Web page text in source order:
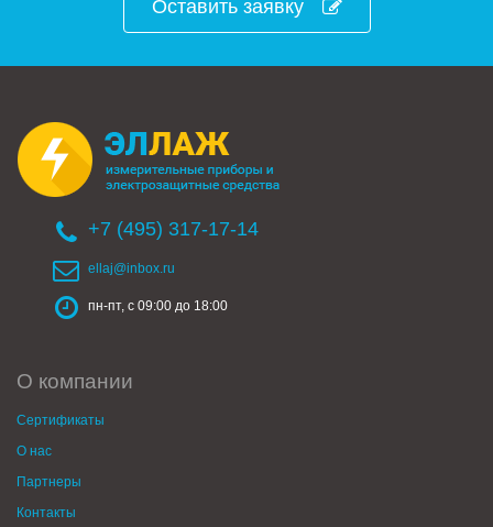
Оставить заявку
+7 (495) 317-17-14
ellaj@inbox.ru
пн-пт, с 09:00 до 18:00
О компании
Сертификаты
О нас
Партнеры
Контакты